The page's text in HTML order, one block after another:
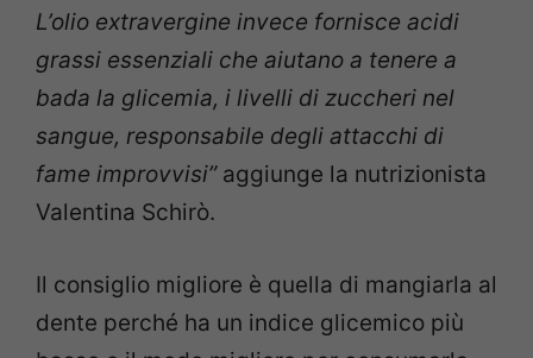
L’olio extravergine invece fornisce acidi
grassi essenziali che aiutano a tenere a
bada la glicemia, i livelli di zuccheri nel
sangue, responsabile degli attacchi di
fame improvvisi”aggiunge la nutrizionista
Valentina Schirò.
Il consiglio migliore è quella di mangiarla al
dente perché ha un indice glicemico più